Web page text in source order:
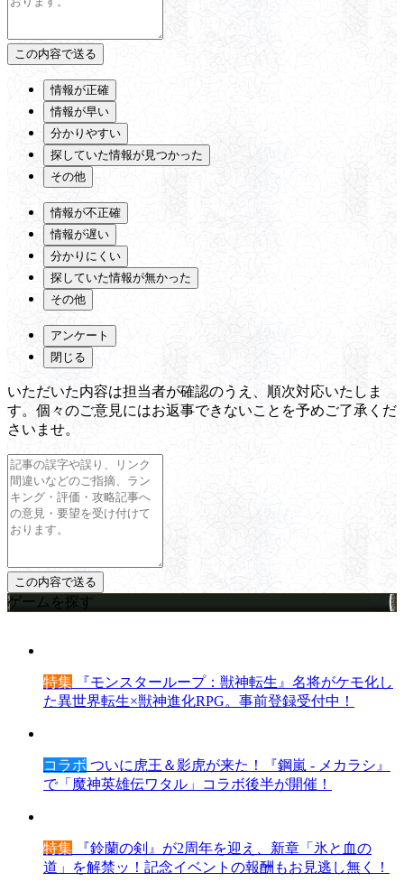
情報が正確
情報が早い
分かりやすい
探していた情報が見つかった
その他
情報が不正確
情報が遅い
分かりにくい
探していた情報が無かった
その他
アンケート
閉じる
いただいた内容は担当者が確認のうえ、順次対応いたしま
す。個々のご意見にはお返事できないことを予めご了承くだ
さいませ。
ゲームを探す
特集 『モンスターループ：獣神転生』名将がケモ化し
た異世界転生×獣神進化RPG。事前登録受付中！
コラボ ついに虎王＆影虎が来た！『鋼嵐 - メカラシ』
で「魔神英雄伝ワタル」コラボ後半が開催！
特集 『鈴蘭の剣』が2周年を迎え、新章「氷と血の
道」を解禁ッ！記念イベントの報酬もお見逃し無く！